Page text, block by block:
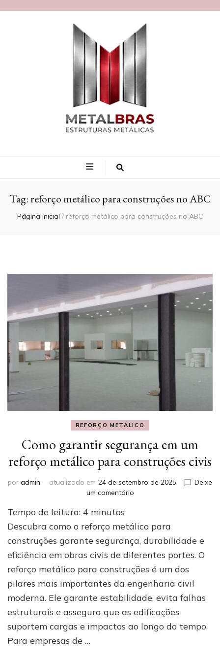
Tag:reforço metálico para construções no ABC
Página inicial / reforço metálico para construções no ABC
REFORÇO METÁLICO
Como garantir segurança em um
reforço metálico para construções civis
por admin atualizado em 24 de setembro de 2025
Deixe
um comentárioem
segurança
um
reforço
metálico
para
construções
civis
Tempo de leitura: 4 minutos
Descubra como o reforço metálico para
construções garante segurança, durabilidade e
eficiência em obras civis de diferentes portes. O
reforço metálico para construções é um dos
pilares mais importantes da engenharia civil
moderna. Ele garante estabilidade, evita falhas
estruturais e assegura que as edificações
suportem cargas e impactos ao longo do tempo.
Para empresas de …